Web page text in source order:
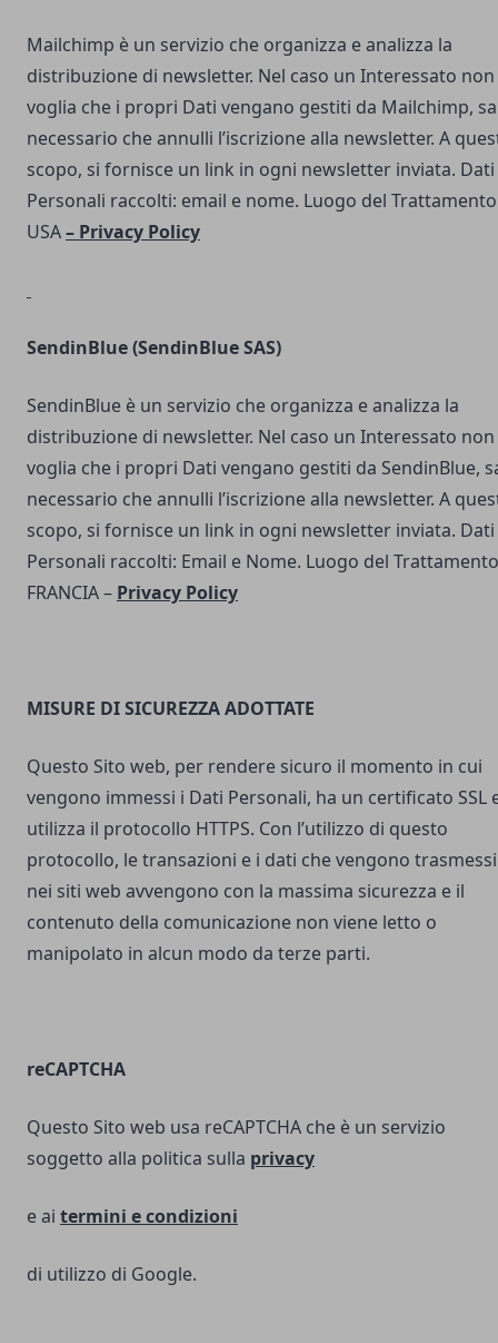
Mailchimp è un servizio che organizza e analizza la
distribuzione di newsletter. Nel caso un Interessato non
voglia che i propri Dati vengano gestiti da Mailchimp,
necessario che annulli l’iscrizione alla newsletter. A
scopo, si fornisce un link in ogni newsletter inviata. Dati
Personali raccolti: email e nome. Luogo del
USA– Privacy Policy
SendinBlue(SendinBlue SAS)
SendinBlue è un servizio che organizza e analizza la
distribuzione di newsletter. Nel caso un Interessato non
voglia che i propri Dati vengano gestiti da SendinBlue,
necessario che annulli l’iscrizione alla newsletter. A
scopo, si fornisce un link in ogni newsletter inviata. Dati
Personali raccolti: Email e Nome. Luogo del
FRANCIA – Privacy Policy
MISURE DI SICUREZZA ADOTTATE
Questo Sito web, per rendere sicuro il momento in cui
vengono immessi i Dati Personali, ha un certificato SSL
utilizza il protocollo HTTPS. Con l’utilizzo di questo
protocollo, le transazioni e i dati che vengono trasmessi
nei siti web avvengono con la massima sicurezza e il
contenuto della comunicazione non viene letto o
manipolato in alcun modo da terze parti.
reCAPTCHA
Questo Sito web usa reCAPTCHA che è un servizio
soggetto alla politica sulla privacy
e ai termini econdizioni
di utilizzo di Google.